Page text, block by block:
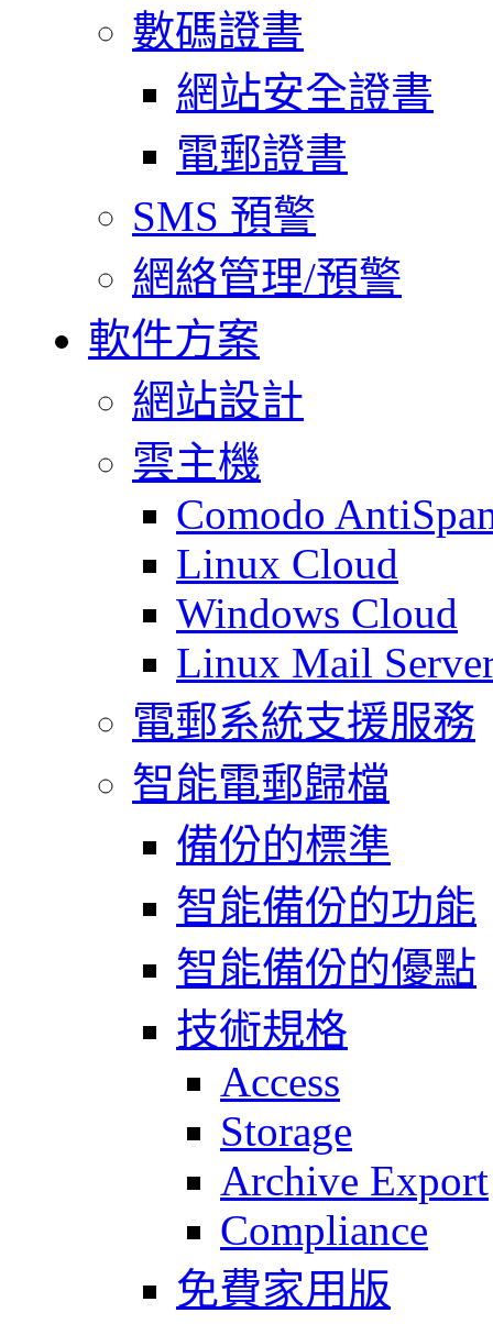
數碼證書
網站安全證書
電郵證書
SMS 預警
網絡管理/預警
軟件方案
網站設計
雲主機
Comodo
Linux Cloud
Windows Cloud
Linux Mail
電郵系統支援服務
智能電郵歸檔
備份的標準
智能備份的功能
智能備份的優點
技術規格
Access
Storage
Archive Export
Compliance
免費家用版